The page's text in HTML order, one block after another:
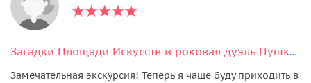
Загадки Площади Искусств и роковая дуэль Пушкина
Замечательная экскурсия! Теперь я чаще буду приходить в